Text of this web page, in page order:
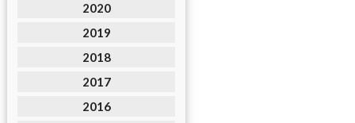
2020
2019
2018
2017
2016